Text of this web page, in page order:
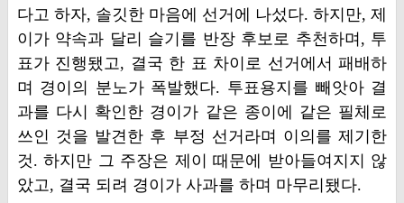
다고 하자, 솔깃한 마음에 선거에 나섰다. 하지만, 제
이가 약속과 달리 슬기를 반장 후보로 추천하며, 투
표가 진행됐고, 결국 한 표 차이로 선거에서 패배하
며 경이의 분노가 폭발했다. 투표용지를 빼앗아 결
과를 다시 확인한 경이가 같은 종이에 같은 필체로
쓰인 것을 발견한 후 부정 선거라며 이의를 제기한
것. 하지만 그 주장은 제이 때문에 받아들여지지 않
았고, 결국 되려 경이가 사과를 하며 마무리됐다.